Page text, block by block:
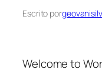
Escrito por
Welcome to